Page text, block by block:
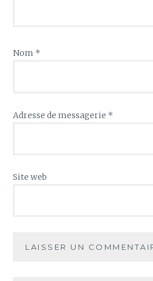
Nom *
Adresse de messagerie *
Site web